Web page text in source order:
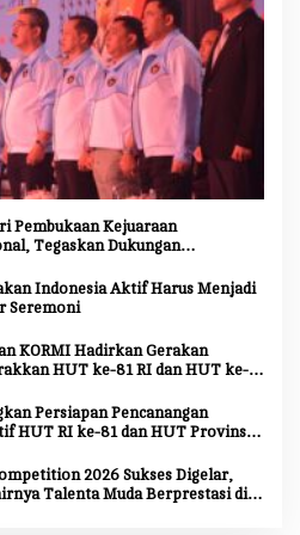
Pembukaan Kejuaraan
Tegaskan Dukungan
Indonesia Aktif Harus Menjadi
Seremoni
KORMI Hadirkan Gerakan
HUT ke-81 RI dan HUT ke-
Persiapan Pencanangan
HUT RI ke-81 dan HUT Provinsi
2026 Sukses Digelar,
Talenta Muda Berprestasi di